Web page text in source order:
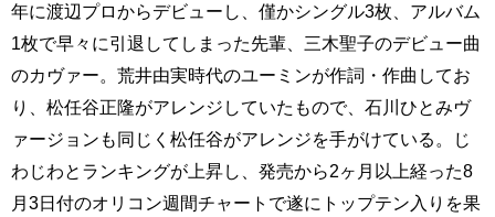
年に渡辺プロからデビューし、僅かシングル3枚、アルバム
1枚で早々に引退してしまった先輩、三木聖子のデビュー曲
のカヴァー。荒井由実時代のユーミンが作詞・作曲してお
り、松任谷正隆がアレンジしていたもので、石川ひとみヴ
ァージョンも同じく松任谷がアレンジを手がけている。じ
わじわとランキングが上昇し、発売から2ヶ月以上経った8
月3日付のオリコン週間チャートで遂にトップテン入りを果